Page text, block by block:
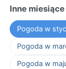
Inne
Pogoda w
Pogoda w
Pogoda w